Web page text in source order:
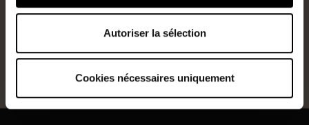
Autoriser la sélection
Cookies nécessaires uniquement
Je ne suis pas un robot
Prendre RDV